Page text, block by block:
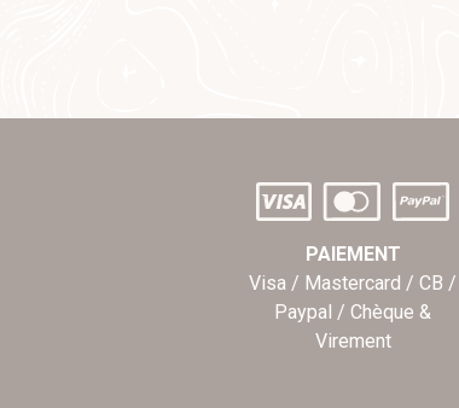
PAIEMENT
Visa / Mastercard / CB /
Paypal / Chèque &
Virement